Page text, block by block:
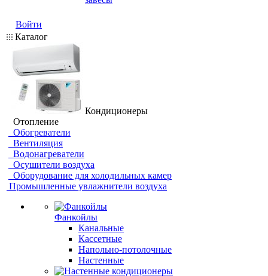
Войти
Каталог
Кондиционеры
Отопление
Обогреватели
Вентиляция
Водонагреватели
Осушители воздуха
Оборудование для холодильных камер
Промышленные увлажнители воздуха
Фанкойлы
Канальные
Кассетные
Напольно-потолочные
Настенные